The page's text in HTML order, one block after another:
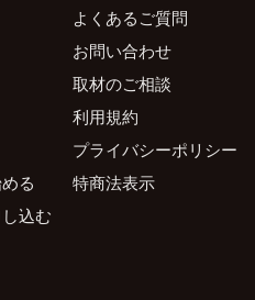
る
込む
よくあるご質問
お問い合わせ
取材のご相談
利用規約
プライバシーポリシー
特商法表示